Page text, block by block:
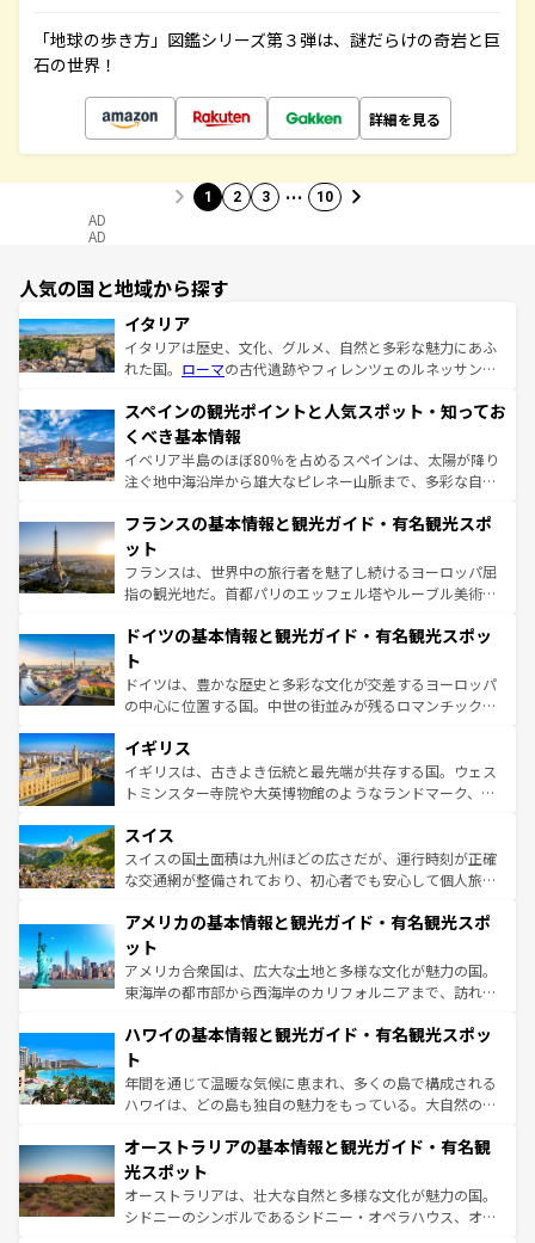
「地球の歩き方」図鑑シリーズ第３弾は、謎だらけの奇岩と巨
石の世界！
詳細を見る
1 2 3 … 10
AD
AD
人気の国と地域から探す
イタリア
イタリアは歴史、文化、グルメ、自然と多彩な魅力にあふ
れた国。 ローマの古代遺跡やフィレンツェのルネッサンス
ろん、トスカーナの美しい田園風景やアマルフィ海岸の絶
景など、自然景観も見逃せない。観光の合間には、本場の
ピザやパスタなど、絶品のイタリア料理を堪能することも
できる。朝目覚めてから夜眠るまで、すべての瞬間を楽し
なお、新着のイタリア情報はコンテンツ一覧を参照してほ
しい。
スペインの観光ポイントと人気スポット・知ってお
くべき基本情報
イベリア半島のほぼ80％を占めるスペインは、太陽が降り
注ぐ地中海沿岸から雄大なピレネー山脈まで、多彩な自然
文化が根付くこの国では、情熱的なフラメンコ、熱気あふ
れる闘牛、そして美味しいタパスが生活の一部となってい
る。首都マドリードの洗練された雰囲気や、バルセロナの
アートに溢れた街角から、地方では古代ローマ遺跡や中世
せる。地方によって風土や気候が異なるスペインはその個
ンテンツ一覧 を参照してほしい。
フランスの基本情報と観光ガイド・有名観光スポ
ット
フランスは、世界中の旅行者を魅了し続けるヨーロッパ屈
指の観光地だ。首都パリのエッフェル塔やルーブル美術館
で、幅広い魅力が詰まっている。華麗な宮殿、歴史的な大
聖堂、美しいビーチ、そして豊かな自然が、訪れる者を心
から魅了する。また、フランスは美食の国としても知ら
れ、フランス料理はユネスコ無形文化遺産にも登録されて
香り高いラベンダー畑など、多彩な楽しみ方が可能だ。さ
らに、パリ以外の地域にも魅力が溢れており、どの街角に
も豊かな歴史と文化が息づいている。パリ以外の個性あふ
を参照してほしい。
ドイツの基本情報と観光ガイド・有名観光スポッ
ト
ドイツは、豊かな歴史と多彩な文化が交差するヨーロッパ
の中心に位置する国。中世の街並みが残るロマンチック街
顔を持つこの国は、どこを歩いても飽きることがない。ベ
ルリンの文化的活気、バイエルン州のアルプスの絶景、そ
してライン川沿いのワイン畑といった風景は必見。ビール
は、お酒好きな人にはぜひ体験してほしい。 なお、新着の
ドイツ情報はコンテンツ一覧を参照してほしい。
イギリス
イギリスは、古きよき伝統と最先端が共存する国。ウェス
トミンスター寺院や大英博物館のようなランドマーク、歴
リアごとに異なる魅力がある。また、優雅なアフタヌーン
ティー、ビール好きにはたまらない英国パブ、サッカー観
戦など、本場だからこそできる体験も豊富。イギリスを旅
ンツ一覧を参照してほしい。
スイス
スイスの国土面積は九州ほどの広さだが、運行時刻が正確
な交通網が整備されており、初心者でも安心して個人旅行
の建物がそのまま残る町や、スイスならではのユニークな
博物館もあり、アルプス観光だけでなく町歩きも満喫する
ことができる。国民の所得が高いため物価も高いが、旅行
者向けの交通パス提供のサービスもあり、うまく活用すれ
着のスイス情報はコンテンツ一覧を参照してほしい。
アメリカの基本情報と観光ガイド・有名観光スポ
ット
アメリカ合衆国は、広大な土地と多様な文化が魅力の国。
東海岸の都市部から西海岸のカリフォルニアまで、訪れる
のような巨大都市は、観光、ショッピング、エンターテイ
ンメントが詰まった刺激的なスポットだ。一方、アメリカ
西部には大自然が広がり、グランドキャニオンやイエロー
ストーン国立公園といった絶景が堪能できる。さらに、南
文化が魅力。旅行者はアメリカの各地域で異なる魅力を楽
しみながら、その多様性と豊かな歴史を感じることができ
るだろう。車でのロードトリップや列車の旅も、アメリカ
ならではの贅沢な旅のスタイルだ。 なお、新着のアメリカ
情報は コンテンツ一覧 を参照してほしい。
ハワイの基本情報と観光ガイド・有名観光スポッ
ト
年間を通じて温暖な気候に恵まれ、多くの島で構成される
ハワイは、どの島も独自の魅力をもっている。大自然の神
ワイ島は見逃せない。また、定番の観光地といえばオアフ
島だが、静かな自然を求めるならマウイ島やカウアイ島が
おすすめ。エメラルドグリーンに輝く海をはじめ、豊かな
文化や歴史が息づいている。「アロハスピリット」と呼ば
オーストラリアの基本情報と観光ガイド・有名観
光スポット
オーストラリアは、壮大な自然と多様な文化が魅力の国。
シドニーのシンボルであるシドニー・オペラハウス、オー